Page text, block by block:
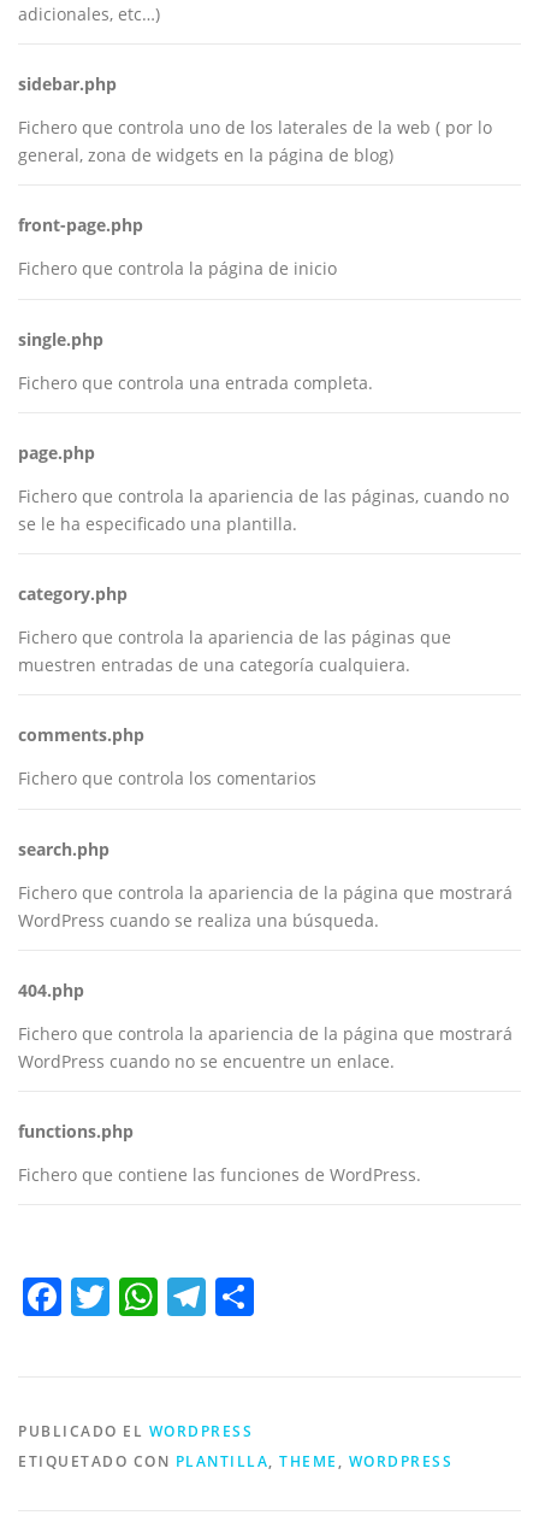
adicionales, etc…)
sidebar.php
Fichero que controla uno de los laterales de la web ( por lo
general, zona de widgets en la página de blog)
front-page.php
Fichero que controla la página de inicio
single.php
Fichero que controla una entrada completa.
page.php
Fichero que controla la apariencia de las páginas, cuando no
se le ha especificado una plantilla.
category.php
Fichero que controla la apariencia de las páginas que
muestren entradas de una categoría cualquiera.
comments.php
Fichero que controla los comentarios
search.php
Fichero que controla la apariencia de la página que mostrará
WordPress cuando se realiza una búsqueda.
404.php
Fichero que controla la apariencia de la página que mostrará
WordPress cuando no se encuentre un enlace.
functions.php
Fichero que contiene las funciones de WordPress.
Facebook
Twitter
WhatsApp
Telegram
PUBLICADO EL WORDPRESS
ETIQUETADO CON PLANTILLA, THEME , WORDPRESS